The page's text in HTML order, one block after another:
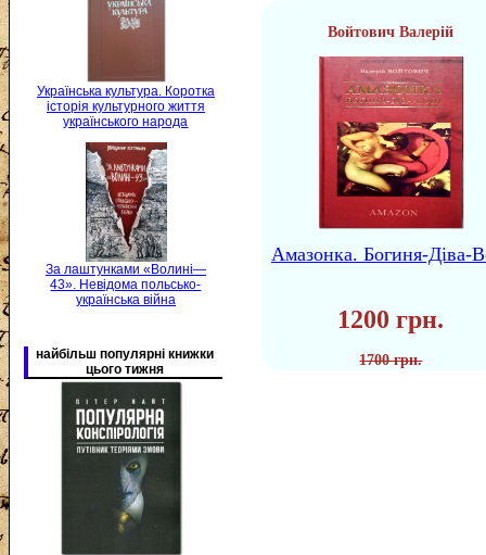
Українська культура. Коротка
історія культурного життя
українського народа
За лаштунками «Волині—
43». Невідома польсько-
українська війна
найбільш популярні книжки
цього тижня
Войтович Валерій
Амазонка. Богиня-Діва-
1200 грн.
1700 грн.